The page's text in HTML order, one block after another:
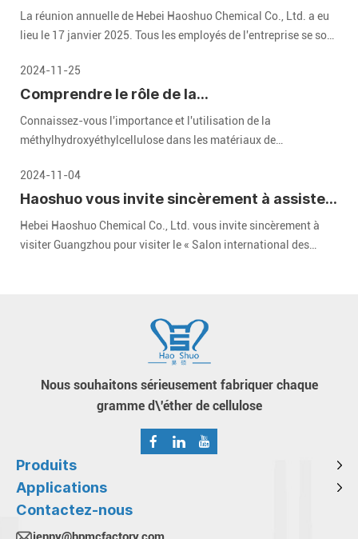
été tenue avec succès, et nous attendons
avec impatience l'avenir ensemble
La réunion annuelle de Hebei Haoshuo Chemical Co., Ltd. a eu
lieu le 17 janvier 2025. Tous les employés de l'entreprise se sont
et attendent avec impatience un avenir prometteur.
2024-11-25
Comprendre le rôle de la
méthylhydroxyéthylcellulose (MHEC) dans
les matériaux de construction modernes
Connaissez-vous l'importance et l'utilisation de la
méthylhydroxyéthylcellulose dans les matériaux de
aidera.
2024-11-04
Haoshuo vous invite sincèrement à assister
au Salon international des revêtements de
Chine 2024
Hebei Haoshuo Chemical Co., Ltd. vous invite sincèrement à
visiter Guangzhou pour visiter le « Salon international des
Nous souhaitons sérieusement fabriquer chaque
gramme d\'éther de cellulose
Produits
Applications
Contactez-nous